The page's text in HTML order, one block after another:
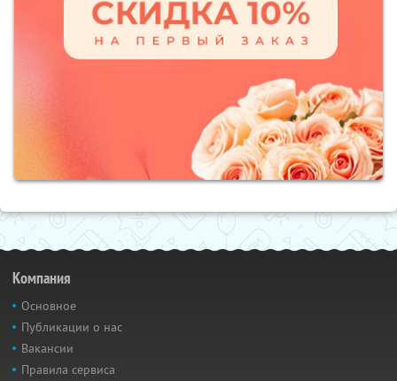
Компания
Основное
Публикации о нас
Вакансии
Правила сервиса